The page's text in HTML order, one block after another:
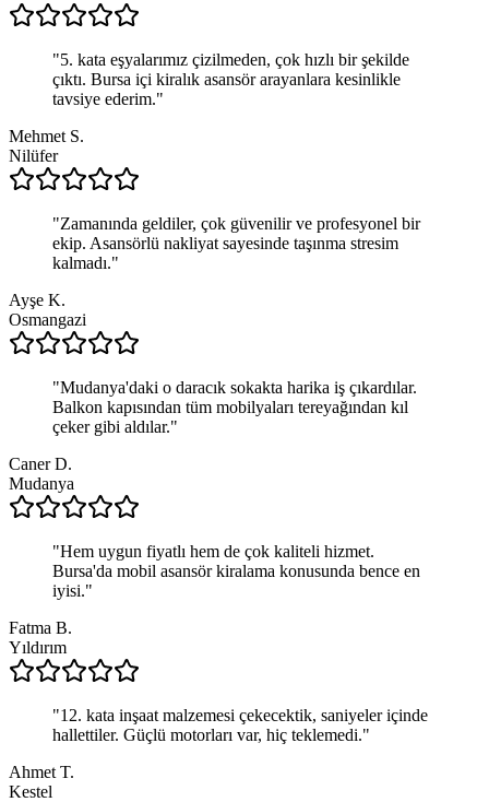
"5. kata eşyalarımız çizilmeden, çok hızlı bir şekilde
çıktı. Bursa içi kiralık asansör arayanlara kesinlikle
tavsiye ederim."
Mehmet S.
Nilüfer
"Zamanında geldiler, çok güvenilir ve profesyonel bir
ekip. Asansörlü nakliyat sayesinde taşınma stresim
kalmadı."
Ayşe K.
Osmangazi
"Mudanya'daki o daracık sokakta harika iş çıkardılar.
Balkon kapısından tüm mobilyaları tereyağından kıl
çeker gibi aldılar."
Caner D.
Mudanya
"Hem uygun fiyatlı hem de çok kaliteli hizmet.
Bursa'da mobil asansör kiralama konusunda bence en
iyisi."
Fatma B.
Yıldırım
"12. kata inşaat malzemesi çekecektik, saniyeler içinde
hallettiler. Güçlü motorları var, hiç teklemedi."
Ahmet T.
Kestel